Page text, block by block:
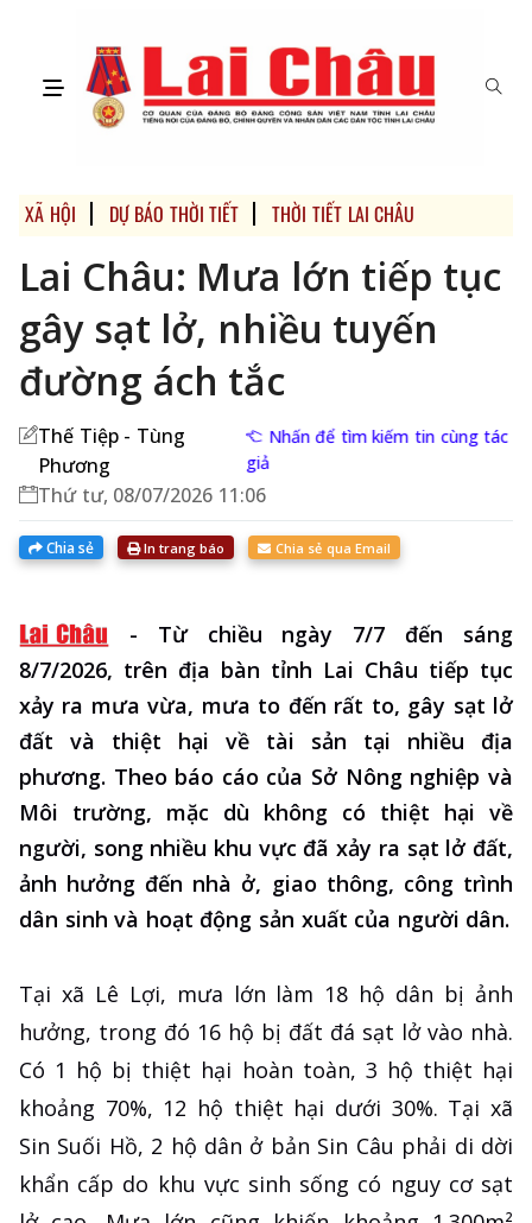
XÃ HỘI DỰ BÁO THỜI TIẾT THỜI TIẾT LAI CHÂU
Lai Châu: Mưa lớn tiếp tục
gây sạt lở, nhiều tuyến
đường ách tắc
Thế Tiệp - Tùng
Phương
Nhấn để tìm kiếm tin cùng tác
giả
Thứ tư, 08/07/2026 11:06
Chia sẻ In trang báo Chia sẻ qua Email
-
Từ chiều ngày 7/7 đến sáng
8/7/2026, trên địa bàn tỉnh Lai Châu tiếp tục
xảy ra mưa vừa, mưa to đến rất to, gây sạt lở
đất và thiệt hại về tài sản tại nhiều địa
phương. Theo báo cáo của Sở Nông nghiệp và
Môi trường, mặc dù không có thiệt hại về
người, song nhiều khu vực đã xảy ra sạt lở đất,
ảnh hưởng đến nhà ở, giao thông, công trình
dân sinh và hoạt động sản xuất của người dân.
Tại xã Lê Lợi, mưa lớn làm 18 hộ dân bị ảnh
hưởng, trong đó 16 hộ bị đất đá sạt lở vào nhà.
Có 1 hộ bị thiệt hại hoàn toàn, 3 hộ thiệt hại
khoảng 70%, 12 hộ thiệt hại dưới 30%. Tại xã
Sin Suối Hồ, 2 hộ dân ở bản Sin Câu phải di dời
khẩn cấp do khu vực sinh sống có nguy cơ sạt